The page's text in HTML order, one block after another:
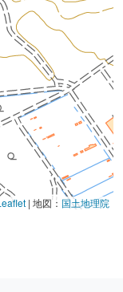
| 地図： 国土地理院